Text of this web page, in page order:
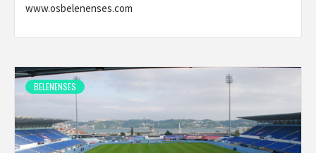
www.osbelenenses.com
BELENENSES